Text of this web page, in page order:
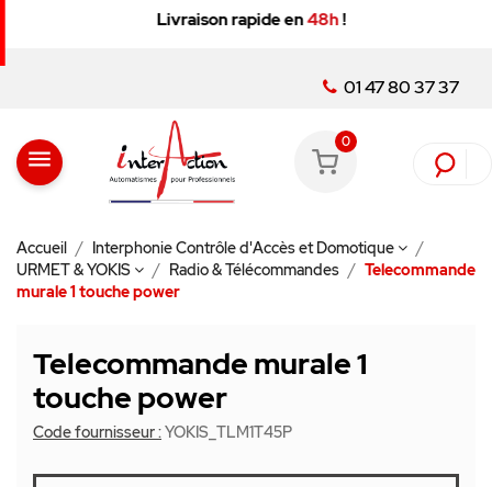
Livraison rapide en48h!
01 47 80 37 37
menu
0
Accueil
Interphonie Contrôle d'Accès et Domotique
URMET & YOKIS
Radio & Télécommandes
Telecommande
murale 1 touche power
Telecommande murale 1
touche power
Code fournisseur :YOKIS_TLM1T45P